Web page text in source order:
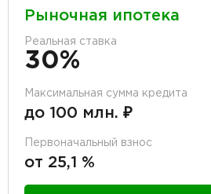
Рыночная ипотека
Реальная ставка
30%
Максимальная сумма кредита
до 100 млн. ₽
Первоначальный взнос
от 25,1 %